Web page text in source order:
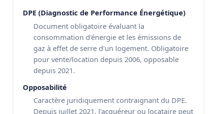
DPE (Diagnostic de Performance Énergétique)
Document obligatoire évaluant la
consommation d'énergie et les émissions de
gaz à effet de serre d'un logement. Obligatoire
pour vente/location depuis 2006, opposable
depuis 2021.
Opposabilité
Caractère juridiquement contraignant du DPE.
Depuis juillet 2021, l'acquéreur ou locataire peut